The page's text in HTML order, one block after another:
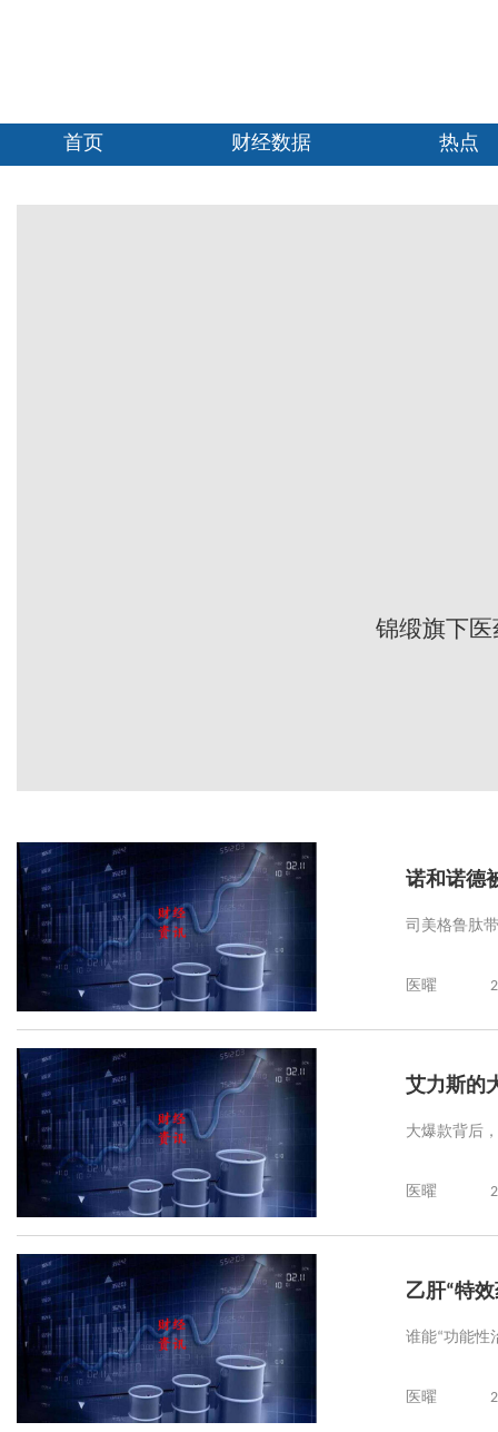
首页 财经数据 热点
锦缎旗下
诺和诺德
司美格鲁肽
医曜
艾力斯的
大爆款背后
医曜
乙肝“特
谁能“功能性
医曜